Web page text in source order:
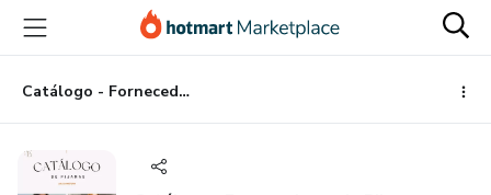
para
conteúdo
principal
para
pagamento
para
rodapé
Catálogo - Fornecedores de Pijamas